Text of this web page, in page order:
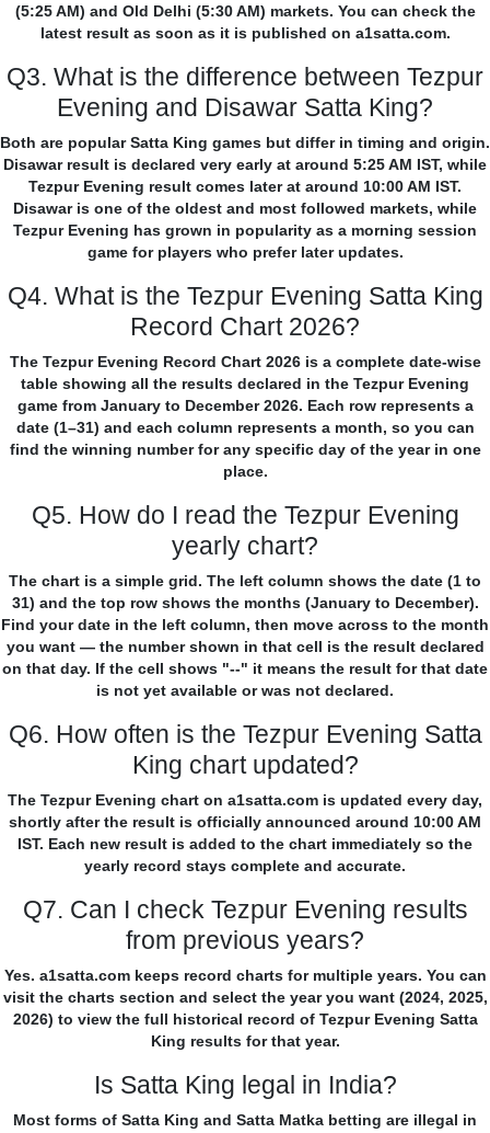
(5:25 AM) and Old Delhi (5:30 AM) markets. You can check the
latest result as soon as it is published on a1satta.com.
Q3. What is the difference between Tezpur
Evening and Disawar Satta King?
Both are popular Satta King games but differ in timing and origin.
Disawar result is declared very early at around 5:25 AM IST, while
Tezpur Evening result comes later at around 10:00 AM IST.
Disawar is one of the oldest and most followed markets, while
Tezpur Evening has grown in popularity as a morning session
game for players who prefer later updates.
Q4. What is the Tezpur Evening Satta King
Record Chart 2026?
The Tezpur Evening Record Chart 2026 is a complete date-wise
table showing all the results declared in the Tezpur Evening
game from January to December 2026. Each row represents a
date (1–31) and each column represents a month, so you can
find the winning number for any specific day of the year in one
place.
Q5. How do I read the Tezpur Evening
yearly chart?
The chart is a simple grid. The left column shows the date (1 to
31) and the top row shows the months (January to December).
Find your date in the left column, then move across to the month
you want — the number shown in that cell is the result declared
on that day. If the cell shows "--" it means the result for that date
is not yet available or was not declared.
Q6. How often is the Tezpur Evening Satta
King chart updated?
The Tezpur Evening chart on a1satta.com is updated every day,
shortly after the result is officially announced around 10:00 AM
IST. Each new result is added to the chart immediately so the
yearly record stays complete and accurate.
Q7. Can I check Tezpur Evening results
from previous years?
Yes. a1satta.com keeps record charts for multiple years. You can
visit the charts section and select the year you want (2024, 2025,
2026) to view the full historical record of Tezpur Evening Satta
King results for that year.
Is Satta King legal in India?
Most forms of Satta King and Satta Matka betting are illegal in